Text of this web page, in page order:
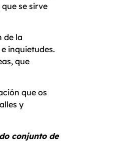
se sirve
de la
inquietudes.
que
que os
y
conjunto de